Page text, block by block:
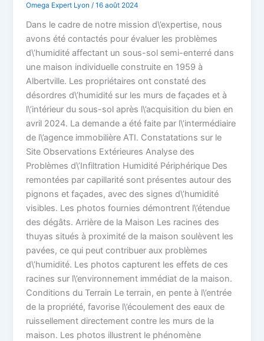
Omega Expert Lyon/16 août 2024
Dans le cadre de notre mission d\’expertise, nous
avons été contactés pour évaluer les problèmes
d\’humidité affectant un sous-sol semi-enterré dans
une maison individuelle construite en 1959 à
Albertville. Les propriétaires ont constaté des
désordres d\’humidité sur les murs de façades et à
l\’intérieur du sous-sol après l\’acquisition du bien en
avril 2024. La demande a été faite par l\’intermédiaire
de l\’agence immobilière ATI. Constatations sur le
Site Observations Extérieures Analyse des
Problèmes d\’Infiltration Humidité Périphérique Des
remontées par capillarité sont présentes autour des
pignons et façades, avec des signes d\’humidité
visibles. Les photos fournies démontrent l\’étendue
des dégâts. Arrière de la Maison Les racines des
thuyas situés à proximité de la maison soulèvent les
pavées, ce qui peut contribuer aux problèmes
d\’humidité. Les photos capturent les effets de ces
racines sur l\’environnement immédiat de la maison.
Conditions du Terrain Le terrain, en pente à l\’entrée
de la propriété, favorise l\’écoulement des eaux de
ruissellement directement contre les murs de la
maison. Les photos illustrent le phénomène